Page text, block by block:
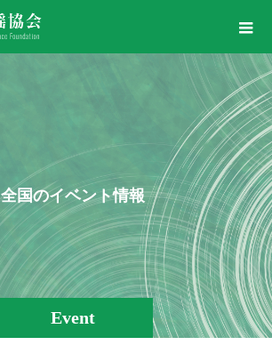
Event
全国のイベント情報